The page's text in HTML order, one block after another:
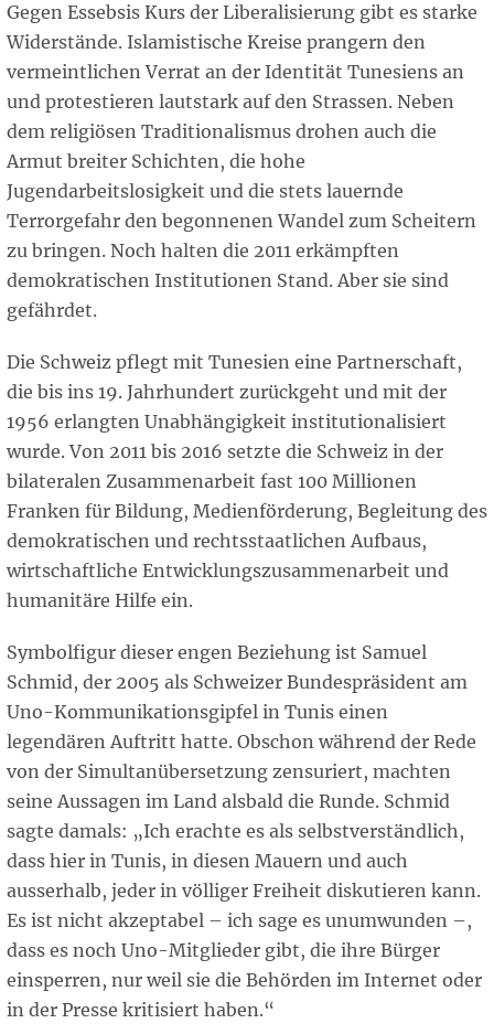
Gegen Essebsis Kurs der Liberalisierung gibt es starke
Widerstände. Islamistische Kreise prangern den
vermeintlichen Verrat an der Identität Tunesiens an
und protestieren lautstark auf den Strassen. Neben
dem religiösen Traditionalismus drohen auch die
Armut breiter Schichten, die hohe
Jugendarbeitslosigkeit und die stets lauernde
Terrorgefahr den begonnenen Wandel zum Scheitern
zu bringen. Noch halten die 2011 erkämpften
demokratischen Institutionen Stand. Aber sie sind
gefährdet.
Die Schweiz pflegt mit Tunesien eine Partnerschaft,
die bis ins 19. Jahrhundert zurückgeht und mit der
1956 erlangten Unabhängigkeit institutionalisiert
wurde. Von 2011 bis 2016 setzte die Schweiz in der
bilateralen Zusammenarbeit fast 100 Millionen
Franken für Bildung, Medienförderung, Begleitung des
demokratischen und rechtsstaatlichen Aufbaus,
wirtschaftliche Entwicklungszusammenarbeit und
humanitäre Hilfe ein.
Symbolfigur dieser engen Beziehung ist Samuel
Schmid, der 2005 als Schweizer Bundespräsident am
Uno-Kommunikationsgipfel in Tunis einen
legendären Auftritt hatte. Obschon während der Rede
von der Simultanübersetzung zensuriert, machten
seine Aussagen im Land alsbald die Runde. Schmid
sagte damals: „Ich erachte es als selbstverständlich,
dass hier in Tunis, in diesen Mauern und auch
ausserhalb, jeder in völliger Freiheit diskutieren kann.
Es ist nicht akzeptabel – ich sage es unumwunden –,
dass es noch Uno-Mitglieder gibt, die ihre Bürger
einsperren, nur weil sie die Behörden im Internet oder
in der Presse kritisiert haben.“